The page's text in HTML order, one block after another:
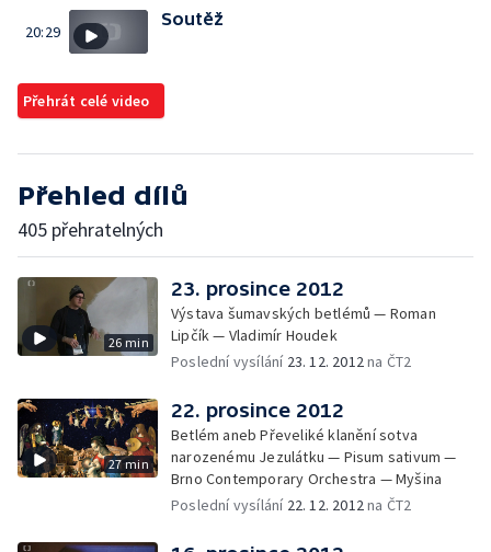
20:29
Soutěž
Přehrát celé video
Přehled dílů
405 přehratelných
26 min
23. prosince 2012
Výstava šumavských betlémů — Roman
Lipčík — Vladimír Houdek
Poslední vysílání 23. 12. 2012na ČT2
27 min
22. prosince 2012
Betlém aneb Převeliké klanění sotva
narozenému Jezulátku — Pisum sativum —
Brno Contemporary Orchestra — Myšina
Poslední vysílání 22. 12. 2012na ČT2